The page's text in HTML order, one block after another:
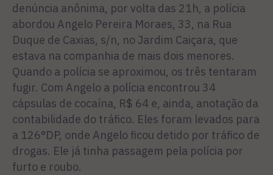
denúncia anônima, por volta das 21h, a polícia
abordou Angelo Pereira Moraes, 33, na Rua
Duque de Caxias, s/n, no Jardim Caiçara, que
estava na companhia de mais dois menores.
Quando a polícia se aproximou, os três tentaram
fugir. Com Angelo a polícia encontrou 34
cápsulas de cocaína, R$ 64 e, ainda, anotação da
contabilidade do tráfico. Eles foram levados para
a 126°DP, onde Angelo ficou detido por tráfico de
drogas. Ele já tinha passagem pela polícia por
furto e roubo.